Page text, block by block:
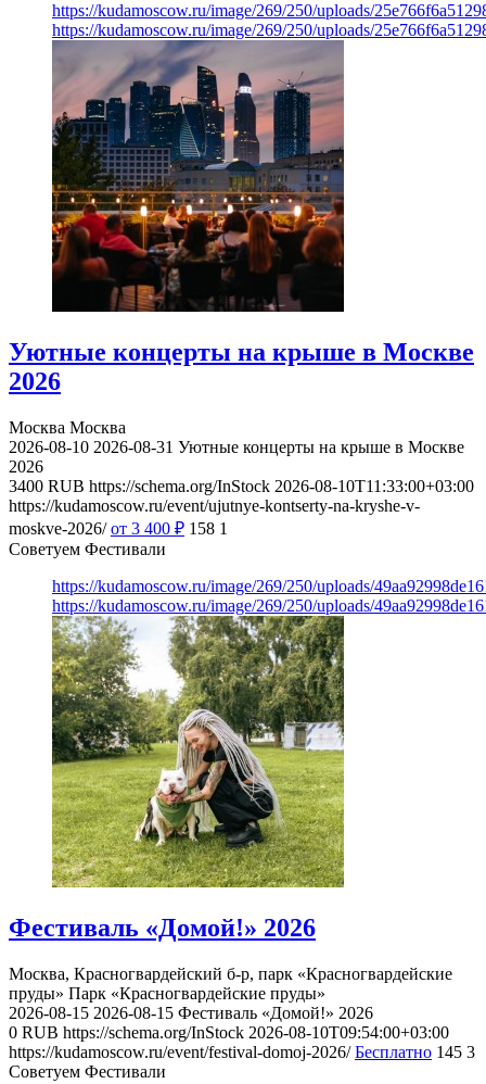
https://kudamoscow.ru/image/269/250/uploads/
https://kudamoscow.ru/image/269/250/uploads/
Уютные концерты на крыше в Москве
2026
Москва Москва
2026-08-10 2026-08-31 Уютные концерты на крыше в Москве
2026
3400 RUB https://schema.org/InStock 2026-08-10T11:33:00+03:00
https://kudamoscow.ru/event/ujutnye-kontserty-na-kryshe-v-
moskve-2026/ от 3 400 ₽ 158 1
Советуем Фестивали
https://kudamoscow.ru/image/269/250/uploads/
https://kudamoscow.ru/image/269/250/uploads/
Фестиваль «Домой!» 2026
Москва, Красногвардейский б-р, парк «Красногвардейские
пруды» Парк «Красногвардейские пруды»
2026-08-15 2026-08-15 Фестиваль «Домой!» 2026
0 RUB https://schema.org/InStock 2026-08-10T09:54:00+03:00
https://kudamoscow.ru/event/festival-domoj-2026/ Бесплатно 145 3
Советуем Фестивали